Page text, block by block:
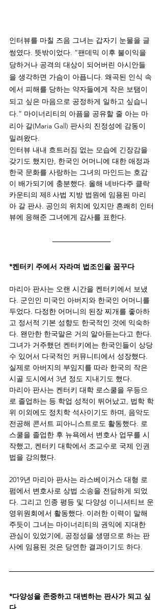
인터뷰를 마칠 즈음 그녀는 갑자기 눈물을 글
썽였다. 뜻밖이었다. “팬데믹 이후 불이익을
당하거나 공격의 대상이 되어버린 아시안들
을 생각하면 가슴이 아픕니다. 왜곡된 인식 속
에서 피해를 당하는 약자들에게 작은 보탬이
되고 싶은 마음으로 공정하게 일하고 싶습니
다.” 마이너리티의 아픔을 공유할 줄 아는 마
리아 갈(Maria Gall) 판사의 진정성에 감동이
밀려왔다.
인터뷰 내내 흐트러짐 없는 모습에 긴장감을
갖기도 했지만, 한국인 어머니에 대한 애정과
한국 문화를 사랑하는 그녀의 마인드는 호감
이 배가되기에 충분했다. 올해 네바다주 클락
카운티의 제8 사법 지방 법원에 임용된 마리
아 갈 판사. 공인의 위치에 있지만 흔쾌히 인터
뷰에 응해준 그녀에게 감사를 표한다.
*켄터키 주에서 자라며 법조인을 꿈꾸다
마리아 판사는 오랜 시간을 켄터키에서 보냈
다. 군인인 미국인 아버지와 한국인 어머니를
두었다. 다정한 어머니의 된장 찌개를 좋아하
고 정서적 기본 성향도 한국적인 것에 익숙하
다. 왠만한 한국말은 거의 알아듣는다고 한다.
그녀가 거주했던 켄터키에는 한국인들이 상당
수 있어서 다국적인 커뮤니티에서 성장했다.
실제로 아버지의 부임지를 따라 한국의 작은
시골 도시에서 3년 정도 지내기도 했다.
마리아 판사는 켄터키 대학 로스쿨을 우등으
로 졸업하는 등 학업 성적이 뛰어났고, 법학 학
위 이외에도 정치학 석사이기도 하며, 음악도
전공해 콘서트 피아니스트로도 활동했다. 로
스쿨을 졸업한 후 뉴욕에서 변호사 업무를 시
작했고, 켄터키 대학에서 조교수로 국제 인권
법을 강의했다.
2019년 마리아 판사는 라스베이거스 대형 로
펌에서 변호사로 상법 소송을 전담하게 되었
다. 그리고 인종 평등 및 다양성 이니셔티브 운
영위원회에서 활동했다. 이러한 이력이 말해
주듯이 그녀는 마이너리티의 권익에 지대한
관심이 있었기에, 공정성을 생명으로 하는 판
사에 임용된 것은 당연한 결과이기도 하다.
*다양성을 존중하고 대변하는 판사가 되고 싶